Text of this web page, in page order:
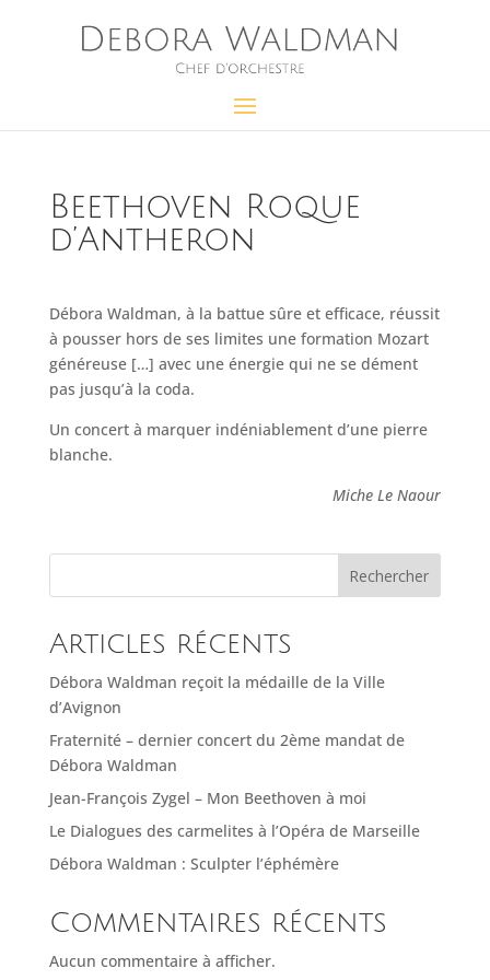
Beethoven Roque
d’Antheron
Débora Waldman, à la battue sûre et efficace, réussit
à pousser hors de ses limites une formation Mozart
généreuse […] avec une énergie qui ne se dément
pas jusqu’à la coda.
Un concert à marquer indéniablement d’une pierre
blanche.
Miche Le Naour
Rechercher
Articles récents
Débora Waldman reçoit la médaille de la Ville
d’Avignon
Fraternité – dernier concert du 2ème mandat de
Débora Waldman
Jean-François Zygel – Mon Beethoven à moi
Le Dialogues des carmelites à l’Opéra de Marseille
Débora Waldman : Sculpter l’éphémère
Commentaires récents
Aucun commentaire à afficher.